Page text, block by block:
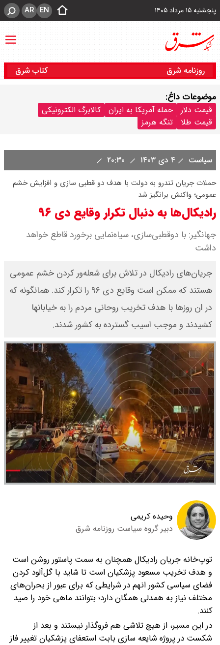
پنجشنبه ۱۵ مرداد ۱۴۰۵ EN
AR
روزنامه شرق کتاب شرق
موضوعات داغ:
قیمت دلار حمله آمریکا به ایران
کالابرگ الکترونیکی
قیمت طلا
تنگه هرمز
سیاست ۴ دی ۱۴۰۳
حملات جریان تندرو به دولت با هدف دو قطبی سازی و افزایش خشم
عمومی؛ واکنش برانگیز شد
رادیکال‌ها به دنبال تکرار وقایع دی ۹۶
جهانگیر: با دوقطبی‌سازی، سیاه‌نمایی برخورد قاطع خواهد
داشت
جریان‌های رادیکال در تلاش برای شعله‌ور کردن خشم عمومی
هستند که ممکن است وقایع دی ۹۶ را تکرار کند. همانگونه که
در ان روزها با هدف تخریب روحانی مردم را به خیابانها
کشیدند و موجب اسیب گسترده به کشور شدند.
وحیده کریمی
دبیر گروه سیاست روزنامه شرق
توپ‌‌خانه جریان رادیکال همچنان به سمت پاستور روشن است
و هدف تخریب مسعود پزشکیان است تا شاید با گل‌آلود کردن
فضای سیاسی کشور انهم در شرایطی که برای عبور از بحران‌های
مختلف نیاز به همدلی همگان دارد؛ بتوانند ماهی خود را صید
کنند.
در این مسیر، از هیچ تلاشی هم فروگذار نیستند و بعد از
شکست در پروژه شایعه سازی بابت استعفای پزشکیان تغییر فاز